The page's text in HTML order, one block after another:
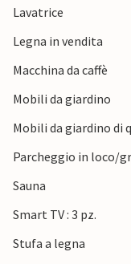
La splendida foce
minuti di auto a
illimitata.
invitante alloggio sul
Lavatrice
Legna in vendita
Macchina da caffè
Mobili da giardino
Mobili da giardino di
Parcheggio in loco/
Sauna
Smart TV : 3 pz.
Stufa a legna